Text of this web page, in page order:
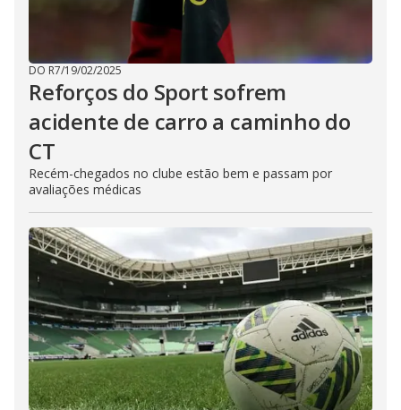
DO R7/19/02/2025
Reforços do Sport sofrem
acidente de carro a caminho do
CT
Recém-chegados no clube estão bem e passam por
avaliações médicas